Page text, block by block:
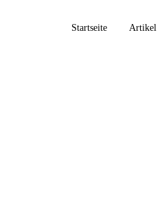
Startseite Artikel